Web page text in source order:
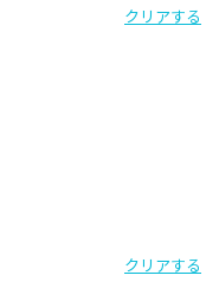
クリアする
クリアする